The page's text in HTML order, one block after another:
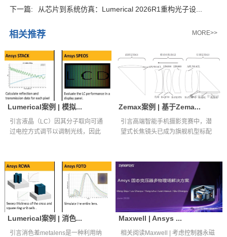
下一篇:
从芯片到系统仿真：Lumerical 2026R1重构光子设...
相关推荐 MORE>>
Lumerical案例 | 模拟...
引言液晶（LC）因其分子取向可通
过电控方式调节以调制光线，因此
Zemax案例 | 基于Zema...
引言高端智能手机摄影竞赛中，潜
望式长焦镜头已成为旗舰机型标配
Lumerical案例 | 消色...
引言消色差metalens是一种利用纳
Maxwell | Ansys ...
相关阅读Maxwell | 考虑控制器永磁